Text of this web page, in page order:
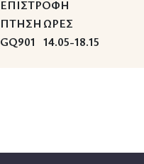
ΕΠΙΣΤΡΟΦΗ
ΠΤΗΣΗ ΩΡΕΣ
GQ901 14.05-18.15